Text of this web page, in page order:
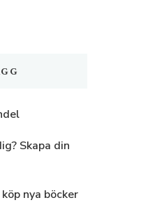
Skapa din
nya böcker